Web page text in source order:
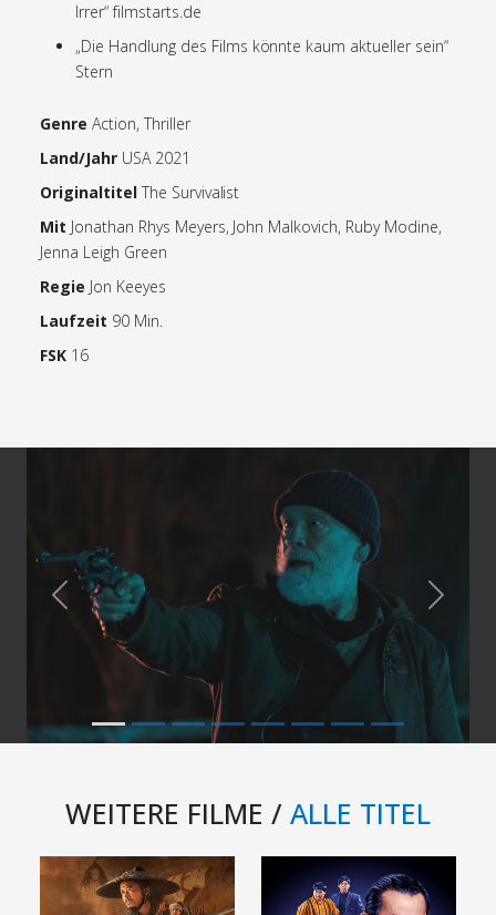
Irrer“ filmstarts.de
„Die Handlung des Films könnte kaum aktueller sein“
Stern
Genre Action, Thriller
Land/Jahr USA 2021
Originaltitel The Survivalist
Mit Jonathan Rhys Meyers, John Malkovich, Ruby Modine,
Jenna Leigh Green
Regie Jon Keeyes
Laufzeit 90 Min.
FSK 16
Previous Next
WEITERE FILME / ALLE TITEL